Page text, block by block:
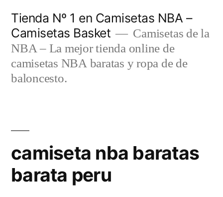
contenido
Tienda Nº 1 en Camisetas NBA –
Camisetas Basket
Camisetas de la
NBA – La mejor tienda online de
camisetas NBA baratas y ropa de de
baloncesto.
camiseta nba baratas
barata peru